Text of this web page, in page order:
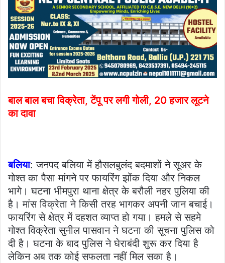
बाल बाल बचा विक्रेता, टेंपू पर लगी गोली, 20 हजार लूटने
का दावा
बलिया: जनपद बलिया में हौसलबुलंद बदमाशों ने सूअर के
गोश्त का पैसा मांगने पर फायरिंग झोंक दिया और निकल
भागे। घटना भीमपुरा थाना क्षेत्र के बरौली नहर पुलिया की
है। मांस विक्रेता ने किसी तरह भागकर अपनी जान बचाई।
फायरिंग से क्षेत्र में दहशत व्याप्त हो गया। हमले से सहमे
गोश्त विक्रेता सुनील पासवान ने घटना की सूचना पुलिस को
दी है। घटना के बाद पुलिस ने घेराबंदी शुरू कर दिया है
लेकिन अब तक कोई सफलता नहीं मिल सका है।